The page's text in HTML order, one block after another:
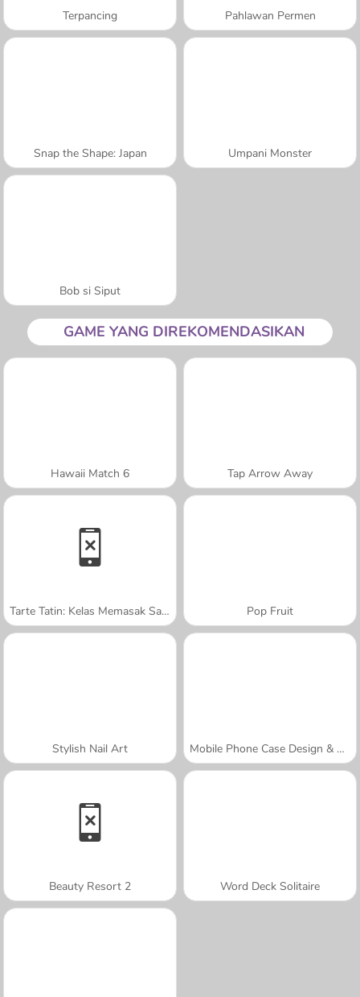
Terpancing Pahlawan Permen
Snap the Shape: Japan Umpani Monster
Bob si Siput
GAME YANG DIREKOMENDASIKAN
Hawaii Match 6 Tap Arrow Away
Tarte Tatin: Kelas Memasak Sara Pop Fruit
Stylish Nail Art Mobile Phone Case Design & DIY
Beauty Resort 2 Word Deck Solitaire